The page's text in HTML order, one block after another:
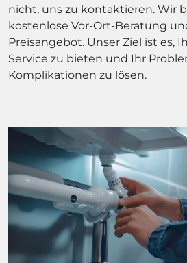
nicht, uns zu kontaktieren. Wir
kostenlose Vor-Ort-Beratung
Preisangebot. Unser Ziel ist es,
Service zu bieten und Ihr
Komplikationen zu lösen.